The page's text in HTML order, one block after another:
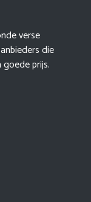
verse
die
prijs.